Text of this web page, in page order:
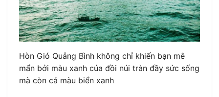
Hòn Gió Quảng Bình không chỉ khiến bạn mê
mẩn bởi màu xanh của đồi núi tràn đầy sức sống
mà còn cả màu biển xanh